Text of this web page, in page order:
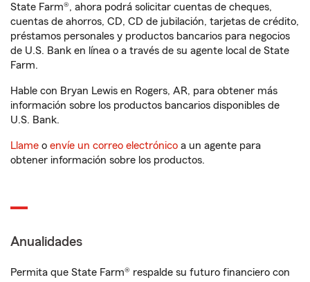
State Farm®, ahora podrá solicitar cuentas de cheques,
cuentas de ahorros, CD, CD de jubilación, tarjetas de crédito,
préstamos personales y productos bancarios para negocios
de U.S. Bank en línea o a través de su agente local de State
Farm.
Hable con Bryan Lewis en Rogers, AR, para obtener más
información sobre los productos bancarios disponibles de
U.S. Bank.
Llame o envíe un correo electrónico a un agente para
obtener información sobre los productos.
Anualidades
Permita que State Farm® respalde su futuro financiero con